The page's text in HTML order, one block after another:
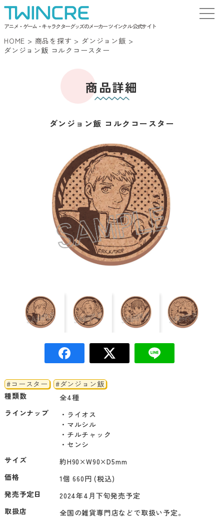
アニメ・ゲーム・キャラクターグッズのメーカー ツインクル 公式サイト
HOME > 商品を探す > ダンジョン飯 >
ダンジョン飯 コルクコースター
商品詳細
ダンジョン飯 コルクコースター
#コースター
#ダンジョン飯
種類数
全4種
ラインナップ
・ライオス
・マルシル
・チルチャック
・センシ
サイズ
約H90×W90×D5mm
価格
1個 660円 (税込)
発売予定日
2024年4月下旬発売予定
取扱店
全国の雑貨専門店などで取扱い予定。